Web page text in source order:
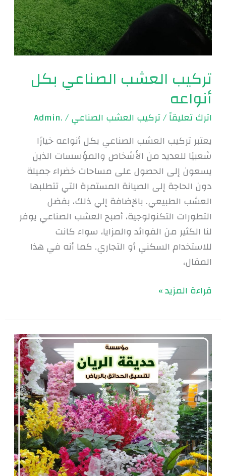
تركيب العشب الصناعي بكل
أنواعه
اترك تعليقاً/تركيب العشب الصناعي/
.Admin
يعتبر تركيب العشب الصناعي بكل أنواعه خيارًا
شعبيًا للعديد من الأشخاص والمؤسسات الذين
يسعون إلى الحصول على مساحات خضراء جميلة
دون الحاجة إلى الصيانة المستمرة التي تتطلبها
العشب الطبيعي. بالإضافة إلي ذلك، بفضل
التطورات التكنولوجية، أصبح العشب الصناعي يوفر
لنا الكثير من الفوائد والمزايا، سواء كانت
للاستخدام السكني أو التجاري. كما أنه في هذا
المقال،
قراءة المزيد »
زراعة
نباتات
الزينة
المنزلية